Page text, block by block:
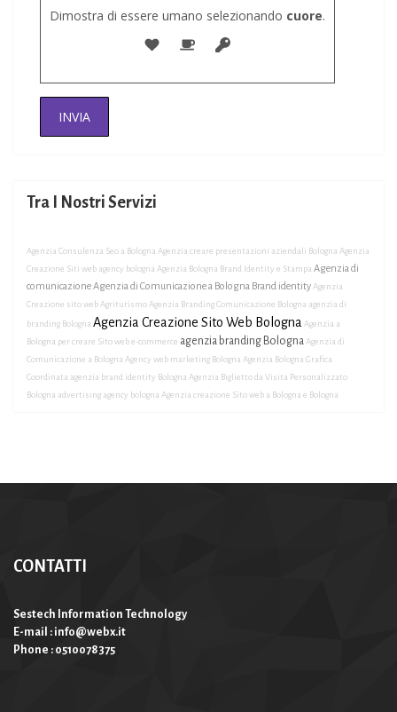
Dimostra di essere umano selezionando cuore.
Tra I Nostri Servizi
Agenzia Consulenza Seo a Bologna Agenzia creare presentazioni aziendali Bologna Agenzia
Creazione Siti web agency bologna Agenzia Bologna Brand Identity e Stampa Agenzia di
comunicazioneAgenzia di Comunicazione a Bologna Brand identity Agenzia
Creazione sito web Agriturismo Agenzia Branding Comunicazione Bologna agenzia di
branding Bologna Agenzia Creazione Sito Web Bologna Agenzia a
Bologna per creare Sito web e-commerce agenzia branding Bologna Agenzia di
Comunicazione a Bologna Agency web marketing Bologna Agenzia Bologna Grafica
Coordinata agenzia brand identity Bologna Agenzia Biglietto da Visita Personalizzato
Bologna advertising agency bologna Agenzia creazione Sito web a Bologna e Bologna
CONTATTI
Sestech Information Technology
E-mail : info@webx.it
Phone : 0510078375